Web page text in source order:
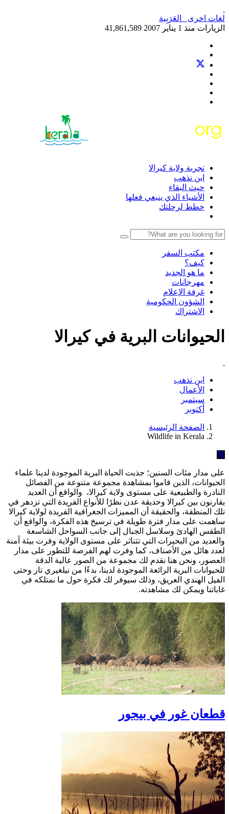
لغات اخرى
العَرَبِية‎
الزيارات منذ 1 يناير 2007
41,861,589
تجربة ولاية كيرالا
اين نذهب
حيث البقاء
الأشياء الذي ينبغي فعلها
خطط لرحلتك
مكتب السفر
كيف؟
ما هو الجديد
مهرجانات
غرفة الإعلام
الشؤون الحكومية
الاشتراك
الحيوانات البرية في كيرالا
اين نذهب
الأعمال
سبتمبر
أكتوبر
الصفحة الرئيسية
Wildlife in Kerala
على مدار مئات السنين؛ جذبت الحياة البرية الموجودة لدينا علماء
الحيوانات، الذين قاموا بمشاهدة مجموعة متنوعة من الفصائل
النادرة والطبيعية على مستوى ولاية كيرالا، والواقع أن العديد
يقارنون بين كيرالا وحديقة عدن نظرًا للأنواع الفريدة التي تزدهر في
تلك المنطقة، والحقيقة أن المميزات الجغرافية الفريدة لولاية كيرالا
ساهمت على مدار فترة طويلة في ترسيخ هذه الفكرة، والواقع أن
الطقس الهادئ وسلاسل الجبال إلى جانب السواحل الشاسعة
والعديد من البحيرات التي تتناثر على مستوى الولاية وفرت بيئة آمنة
لعدد هائل من الأصناف، كما وفرت لهم الفرصة للتطور على مدار
العصور، ونحن هنا نقدم لك مجموعة من الصور عالية الدقة
للحيوانات البرية الرائعة الموجودة لدينا، بدءًا من نيلغيري تار وحتى
الفيل الهندي العريق، وذلك سيوفر لك فكرة حول ما نمتلكه في
غاباتنا ويمكن لك مشاهدته.
قطعان غور في بيجور